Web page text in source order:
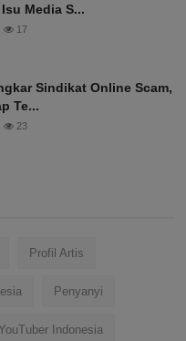
Media S...
17
Sindikat Online Scam,
Te...
23
Profil Artis
Penyanyi
YouTuber Indonesia